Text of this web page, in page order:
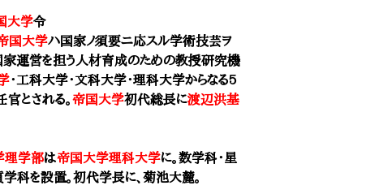
大学令
国大学ハ国家ノ須要ニ応スル学術技芸ヲ
家運営を担う人材育成のための教授研究機
・工科大学・文科大学・理科大学からなる5
とされる。帝国大学初代総長に渡辺洪基
理学部は帝国大学理科大学に。数学科・星
科を設置。初代学長に、 菊池大麓。